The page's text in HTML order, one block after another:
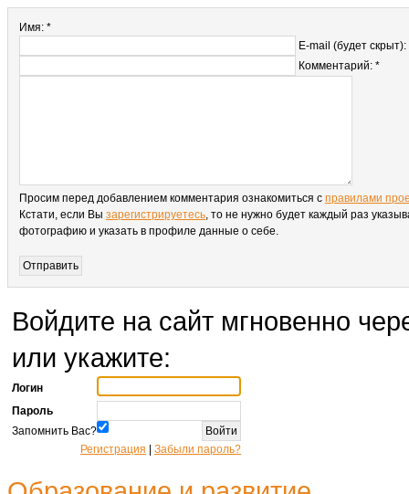
Имя: *
E-mail (будет скрыт):
Комментарий: *
Просим перед добавлением комментария ознакомиться с правилами
Кстати, если Вы зарегистрируетесь, то не нужно будет каждый раз
фотографию и указать в профиле данные о себе.
Войдите на сайт мгновенно
или укажите:
Логин
Пароль
Запомнить Вас?
Регистрация
Забыли пароль?